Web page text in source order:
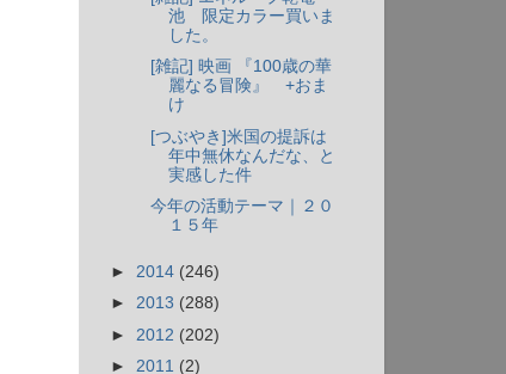
池 限定カラー買いま
した。
[雑記] 映画 『100歳の華
麗なる冒険』 +おま
け
[つぶやき]米国の提訴は
年中無休なんだな、と
実感した件
今年の活動テーマ｜２０
１５年
► 2014 (246)
► 2013 (288)
► 2012 (202)
► 2011 (2)